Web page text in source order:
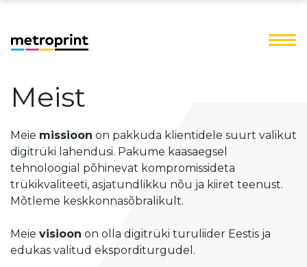
Meist
Meie missioon on pakkuda klientidele suurt valikut
digitrüki lahendusi. Pakume kaasaegsel
tehnoloogial põhinevat kompromissideta
trükikvaliteeti, asjatundlikku nõu ja kiiret teenust.
Mõtleme keskkonnasõbralikult.
Meie visioon on olla digitrüki turuliider Eestis ja
edukas valitud eksporditurgudel.